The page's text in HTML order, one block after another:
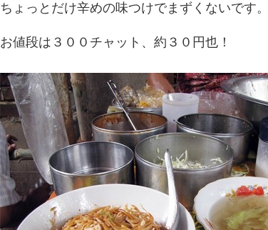
ちょっとだけ辛めの味つけでまずくないです
お値段は３００チャット、約３０円也！